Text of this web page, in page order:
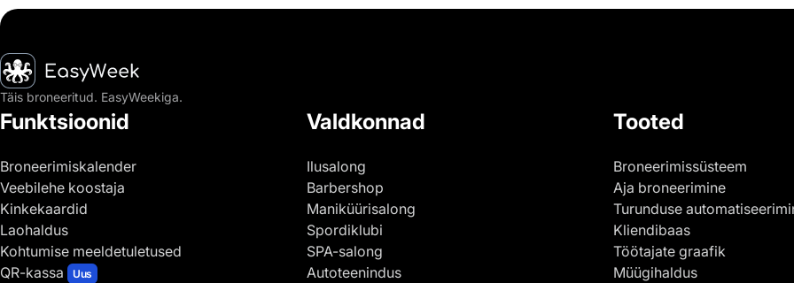
Avaleht
Täis broneeritud. EasyWeekiga.
Funktsioonid
Broneerimiskalender
Veebilehe koostaja
Kinkekaardid
Laohaldus
Kohtumise meeldetuletused
QR-kassa
Uus
Valdkonnad
Ilusalong
Barbershop
Maniküürisalong
Spordiklubi
SPA-salong
Autoteenindus
Tooted
Broneerimissüsteem
Aja broneerimine
Turunduse
Kliendibaas
Töötajate graafik
Müügihaldus